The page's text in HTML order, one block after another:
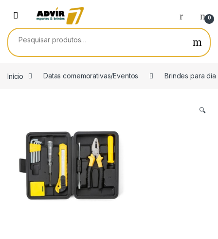
0
Pesquisar por:
Início Datas comemorativas/Eventos Brindes para
🔍